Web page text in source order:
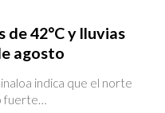
de 42°C y lluvias
agosto
indica que el norte
fuerte…